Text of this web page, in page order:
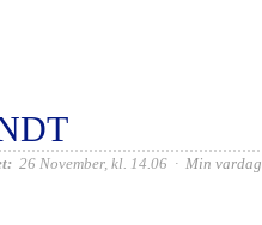
26 November, kl. 14.06 · Min vardag